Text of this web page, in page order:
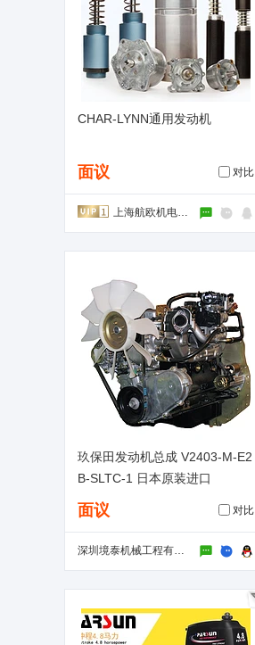
CHAR-LYNN通用发动机
面议 对比
上海航欧机电设备有限公司
玖保田发动机总成 V2403-M-E2
B-SLTC-1 日本原装进口
面议 对比
深圳境泰机械工程有限公司